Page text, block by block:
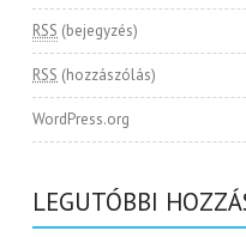
RSS (bejegyzés)
RSS (hozzászólás)
WordPress.org
LEGUTÓBBI